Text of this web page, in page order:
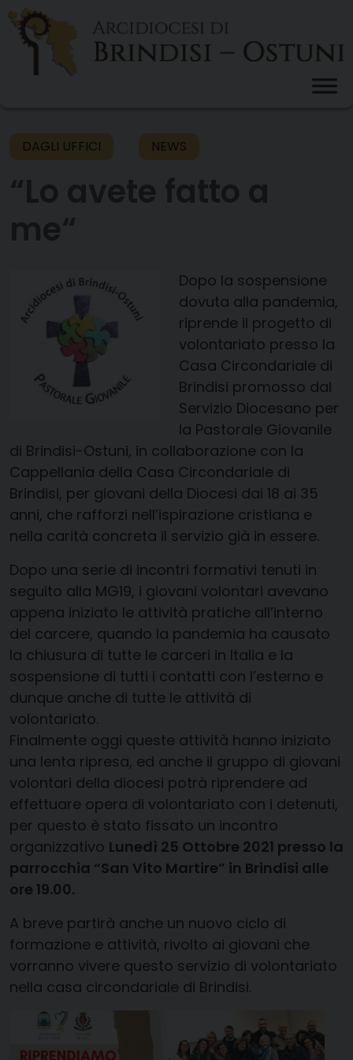
Skip
content
DAGLI UFFICI NEWS
Dopo la sospensione
dovuta alla pandemia,
riprende il progetto di
volontariato presso la
Casa Circondariale di
Brindisi promosso dal
Servizio Diocesano per
la Pastorale Giovanile
di Brindisi-Ostuni, in collaborazione con la
Cappellania della Casa Circondariale di
Brindisi, per giovani della Diocesi dai 18 ai 35
anni, che rafforzi nell’ispirazione cristiana e
nella carità concreta il servizio già in essere.
Dopo una serie di incontri formativi tenuti in
seguito alla MG19, i giovani volontari avevano
appena iniziato le attività pratiche all’interno
del carcere, quando la pandemia ha causato
la chiusura di tutte le carceri in Italia e la
sospensione di tutti i contatti con l’esterno e
dunque anche di tutte le attività di
volontariato.
Finalmente oggi queste attività hanno iniziato
una lenta ripresa, ed anche il gruppo di giovani
volontari della diocesi potrà riprendere ad
effettuare opera di volontariato con i detenuti,
per questo è stato fissato un incontro
organizzativo Lunedì 25 Ottobre 2021 presso la
parrocchia “San Vito Martire” in Brindisi alle
ore 19.00.
A breve partirà anche un nuovo ciclo di
formazione e attività, rivolto ai giovani che
vorranno vivere questo servizio di volontariato
nella casa circondariale di Brindisi.